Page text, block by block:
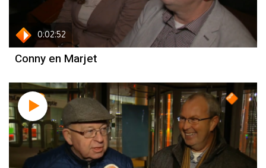
0:02:52
Conny en Marjet
twijfels